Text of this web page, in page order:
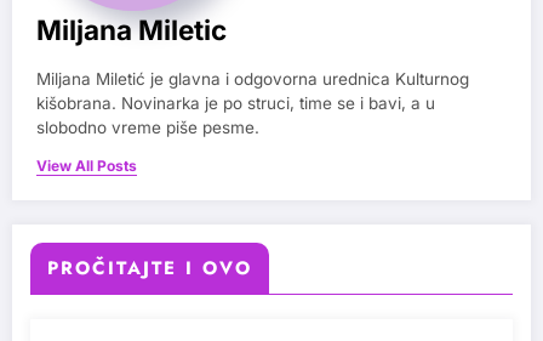
Miljana Miletic
Miljana Miletić je glavna i odgovorna urednica Kulturnog
kišobrana. Novinarka je po struci, time se i bavi, a u
slobodno vreme piše pesme.
View All Posts
PROČITAJTE I OVO